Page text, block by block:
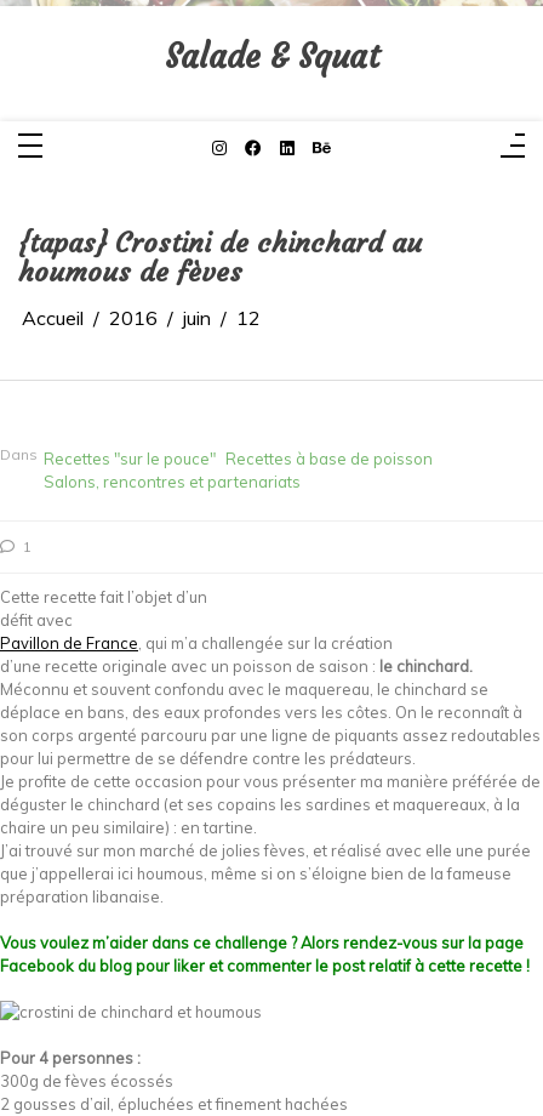
Aller
Salade & Squat
{tapas} Crostini de chinchard au
houmous de fèves
Accueil 2016 juin 12
Dans Recettes "sur le pouce" Recettes à base de poisson
Salons, rencontres et partenariats
1
Cette recette fait l’objet d’un
défit avec
Pavillon de France , qui m’a challengée sur la création
d’une recette originale avec un poisson de saison : le chinchard.
Méconnu et souvent confondu avec le maquereau, le chinchard se
déplace en bans, des eaux profondes vers les côtes. On le reconnaît à
son corps argenté parcouru par une ligne de piquants assez redoutables
pour lui permettre de se défendre contre les prédateurs.
Je profite de cette occasion pour vous présenter ma manière préférée de
déguster le chinchard (et ses copains les sardines et maquereaux, à la
chaire un peu similaire) : en tartine.
J’ai trouvé sur mon marché de jolies fèves, et réalisé avec elle une purée
que j’appellerai ici houmous, même si on s’éloigne bien de la fameuse
préparation libanaise.
Vous voulez m’aider dans ce challenge ? Alors rendez-vous sur la page
Facebook du blog pour liker et commenter le post relatif à cette recette !
Pour 4 personnes :
300g de fèves écossés
2 gousses d’ail, épluchées et finement hachées